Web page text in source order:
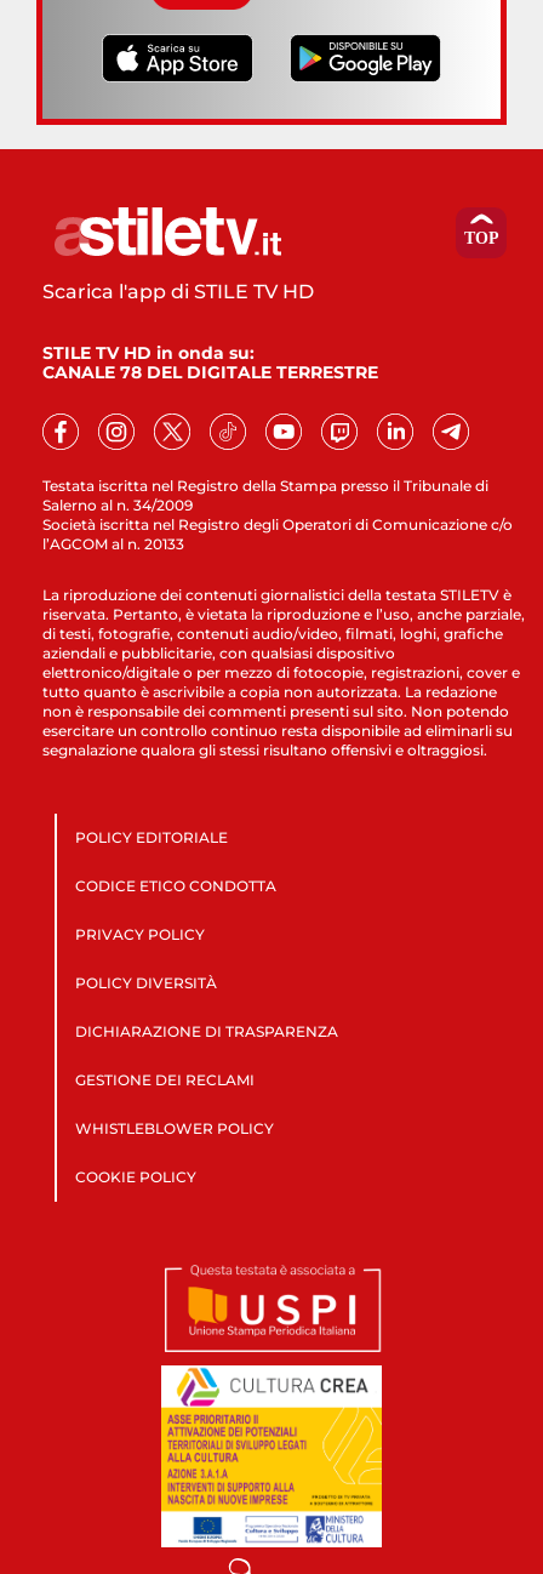
Testata iscritta nel Registro della Stampa presso il Tribunale di
Salerno al n. 34/2009
Società iscritta nel Registro degli Operatori di Comunicazione c/o
l’AGCOM al n. 20133
Scarica l'app di STILE TV HD
STILE TV HD in onda su:
CANALE 78 DEL DIGITALE TERRESTRE
La riproduzione dei contenuti giornalistici della testata STILETV è
riservata. Pertanto, è vietata la riproduzione e l’uso, anche parziale,
di testi, fotografie, contenuti audio/video, filmati, loghi, grafiche
aziendali e pubblicitarie, con qualsiasi dispositivo
elettronico/digitale o per mezzo di fotocopie, registrazioni, cover e
tutto quanto è ascrivibile a copia non autorizzata. La redazione
non è responsabile dei commenti presenti sul sito. Non potendo
esercitare un controllo continuo resta disponibile ad eliminarli su
segnalazione qualora gli stessi risultano offensivi e oltraggiosi.
POLICY EDITORIALE
CODICE ETICO CONDOTTA
PRIVACY POLICY
POLICY DIVERSITÀ
DICHIARAZIONE DI TRASPARENZA
GESTIONE DEI RECLAMI
WHISTLEBLOWER POLICY
COOKIE POLICY